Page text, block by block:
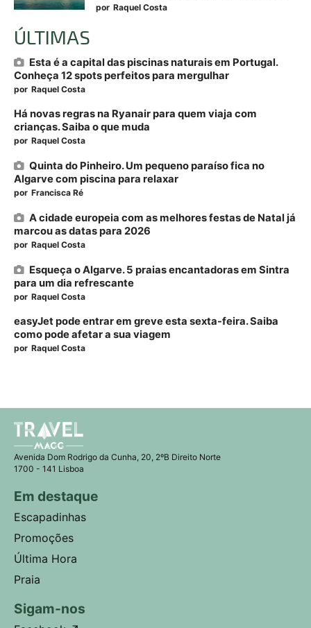
por Raquel Costa
ÚLTIMAS
Esta é a capital das piscinas naturais em Portugal.
Conheça 12 spots perfeitos para mergulhar
por Raquel Costa
Há novas regras na Ryanair para quem viaja com
crianças. Saiba o que muda
por Raquel Costa
Quinta do Pinheiro. Um pequeno paraíso fica no
Algarve com piscina para relaxar
por Francisca Ré
A cidade europeia com as melhores festas de Natal já
marcou as datas para 2026
por Raquel Costa
Esqueça o Algarve. 5 praias encantadoras em Sintra
para um dia refrescante
por Raquel Costa
easyJet pode entrar em greve esta sexta-feira. Saiba
como pode afetar a sua viagem
por Raquel Costa
Avenida Dom Rodrigo da Cunha, 20, 2ºB Direito Norte
1700 - 141 Lisboa
Em destaque
Escapadinhas
Promoções
Última Hora
Praia
Sigam-nos